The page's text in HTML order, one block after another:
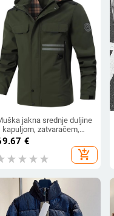
jakna srednje duljine
kapuljom, zatvaračem,
ovratnik, labav kroj,
jednobojna
€
add_shopping_cart